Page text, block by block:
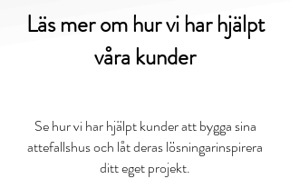
Läs mer om hur vi har hjälpt
våra kunder
Se hur vi har hjälpt kunder att bygga sina
attefallshus och låt deras lösningarinspirera
ditt eget projekt.